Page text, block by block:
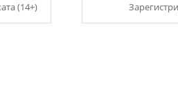
(14+)